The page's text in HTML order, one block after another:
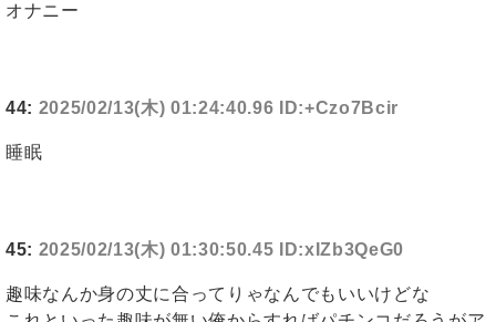
オナニー
44: 2025/02/13(木) 01:24:40.96 ID:+Czo7Bcir
睡眠
45: 2025/02/13(木) 01:30:50.45 ID:xIZb3QeG0
趣味なんか身の丈に合ってりゃなんでもいいけどな